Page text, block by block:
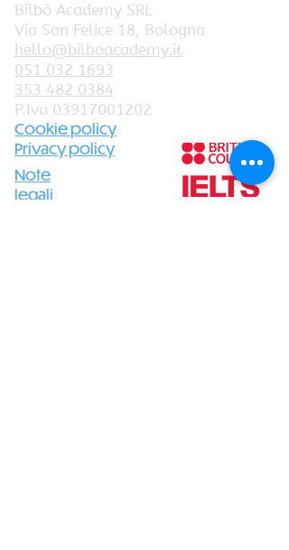
Cookie policy
Note
legali
Bilbò Academy SRL
Via San Felice 18, Bologna
hello@bilboacademy.it
051 032 1693
353 482 0384
P.Iva 03917001202
Privacy policy